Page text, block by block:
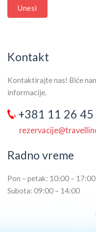
Unesi
Kontakt
Kontaktirajte nas! Biće
informacije.
+381 11 26
Radno vreme
Pon – petak: 10:00 – 17:00
Subota: 09:00 – 14:00